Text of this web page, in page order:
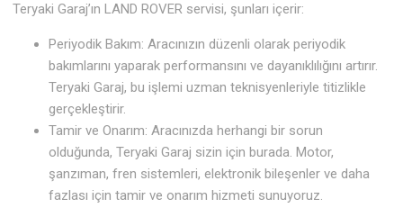
Teryaki Garaj’ın LAND ROVER servisi, şunları içerir:
Periyodik Bakım: Aracınızın düzenli olarak periyodik
bakımlarını yaparak performansını ve dayanıklılığını artırır.
Teryaki Garaj, bu işlemi uzman teknisyenleriyle titizlikle
gerçekleştirir.
Tamir ve Onarım: Aracınızda herhangi bir sorun
olduğunda, Teryaki Garaj sizin için burada. Motor,
şanzıman, fren sistemleri, elektronik bileşenler ve daha
fazlası için tamir ve onarım hizmeti sunuyoruz.